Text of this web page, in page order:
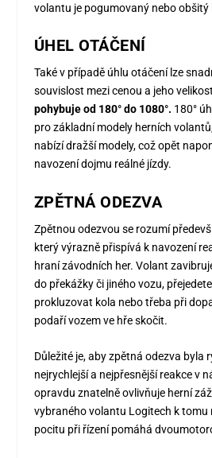
volantu je pogumovaný nebo obšitý
ÚHEL OTÁČENÍ
Také v případě úhlu otáčení lze
souvislost mezi cenou a jeho
pohybuje od 180° do 1080°. 180°
pro základní modely herních
nabízí dražší modely, což opět
navození dojmu reálné jízdy.
ZPĚTNÁ ODEZVA
Zpětnou odezvou se rozumí
který výrazně přispívá k navození
hraní závodních her. Volant
do překážky či jiného vozu,
prokluzovat kola nebo třeba při
podaří vozem ve hře skočit.
Důležité je, aby zpětná odezva byla
nejrychlejší a nejpřesnější reakce v
opravdu znatelně ovlivňuje herní
vybraného volantu Logitech k tomu
pocitu při řízení pomáhá